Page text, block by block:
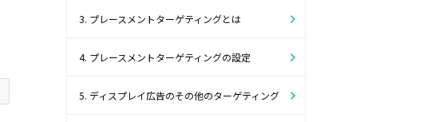
3. プレースメントターゲティングとは
4. プレースメントターゲティングの設定
5. ディスプレイ広告のその他のターゲティング